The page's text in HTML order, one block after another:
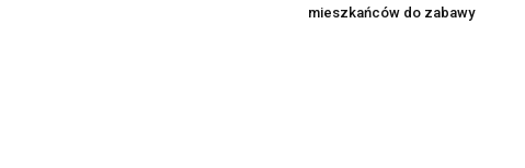
mieszkańców do zabawy